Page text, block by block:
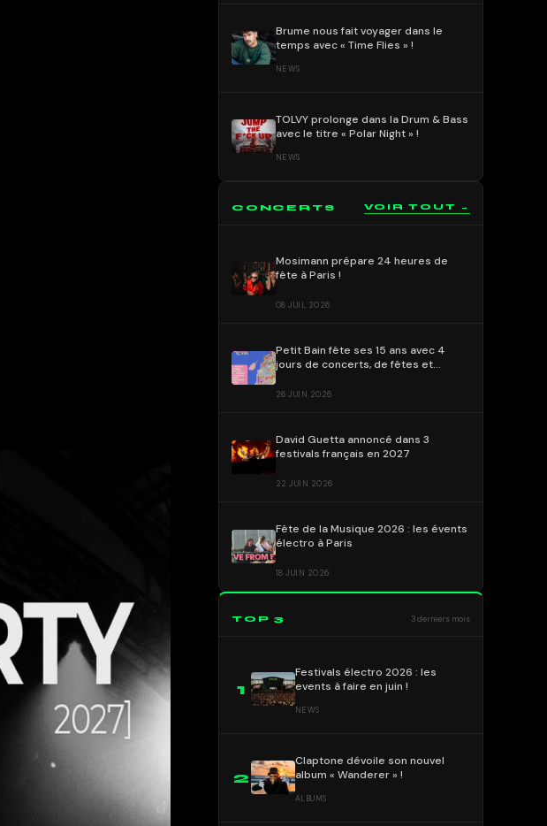
Brume nous fait voyager dans le
temps avec « Time Flies » !
NEWS
TOLVY prolonge dans la Drum & Bass
avec le titre « Polar Night » !
NEWS
CONCERTS VOIR TOUT →
Mosimann prépare 24 heures de
fête à Paris !
08 JUIL 2026
Petit Bain fête ses 15 ans avec 4
jours de concerts, de fêtes et
26 JUIN 2026
David Guetta annoncé dans 3
festivals français en 2027
22 JUIN 2026
Fête de la Musique 2026 : les évents
électro à Paris
18 JUIN 2026
TOP 3 3 derniers mois
1
Festivals électro 2026 : les
events à faire en juin !
NEWS
2
Claptone dévoile son nouvel
album « Wanderer » !
ALBUMS